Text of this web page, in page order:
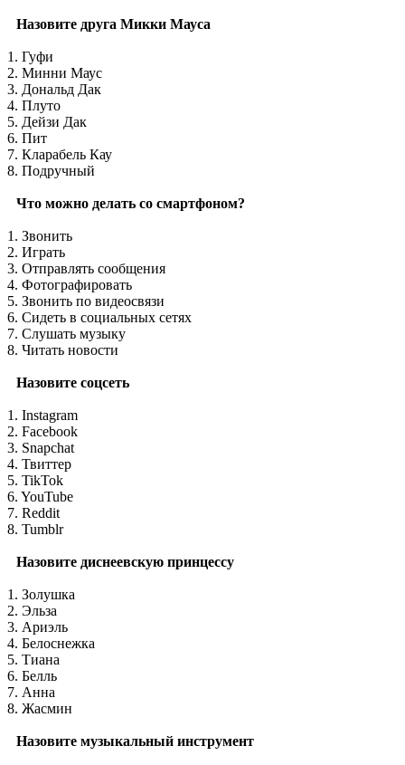
Назовите друга Микки Мауса
1. Гуфи
2. Минни Маус
3. Дональд Дак
4. Плуто
5. Дейзи Дак
6. Пит
7. Кларабель Кау
8. Подручный
Что можно делать со смартфоном?
1. Звонить
2. Играть
3. Отправлять сообщения
4. Фотографировать
5. Звонить по видеосвязи
6. Сидеть в социальных сетях
7. Слушать музыку
8. Читать новости
Назовите соцсеть
1. Instagram
2. Facebook
3. Snapchat
4. Твиттер
5. TikTok
6. YouTube
7. Reddit
8. Tumblr
Назовите диснеевскую принцессу
1. Золушка
2. Эльза
3. Ариэль
4. Белоснежка
5. Тиана
6. Белль
7. Анна
8. Жасмин
Назовите музыкальный инструмент